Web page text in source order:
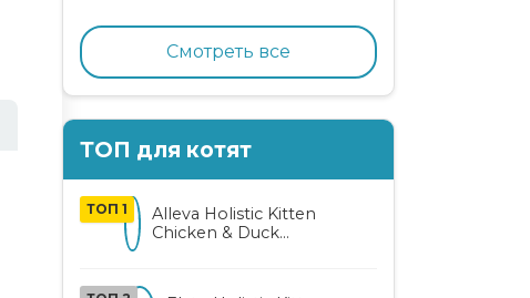
ягодами и овощами
Смотреть все
ТОП для котят
ТОП 1
Alleva Holistic Kitten
Chicken & Duck